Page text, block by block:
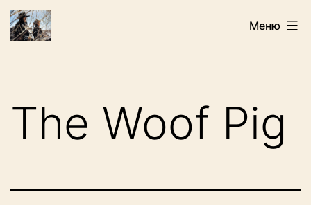
Перейти
Искатели Меню
The Woof Pig